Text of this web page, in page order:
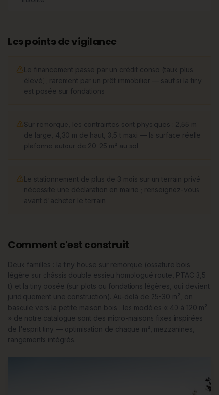
Les points de vigilance
Le financement passe par un crédit conso (taux plus
élevé), rarement par un prêt immobilier — sauf si la tiny
est posée sur fondations
Sur remorque, les contraintes sont physiques : 2,55 m
de large, 4,30 m de haut, 3,5 t maxi — la surface réelle
plafonne autour de 20-25 m² au sol
Le stationnement de plus de 3 mois sur un terrain privé
nécessite une déclaration en mairie ; renseignez-vous
avant d'acheter le terrain
Comment c'est construit
Deux familles : la tiny house sur remorque (ossature bois
légère sur châssis double essieu homologué route, PTAC 3,5
t) et la tiny posée (sur plots ou fondations légères, qui devient
juridiquement une construction). Au-delà de 25-30 m², on
bascule vers la petite maison bois : les modèles « 40 à 120 m²
» de notre catalogue sont des micro-maisons fixes inspirées
de l'esprit tiny — optimisation de chaque m², mezzanines,
rangements intégrés.